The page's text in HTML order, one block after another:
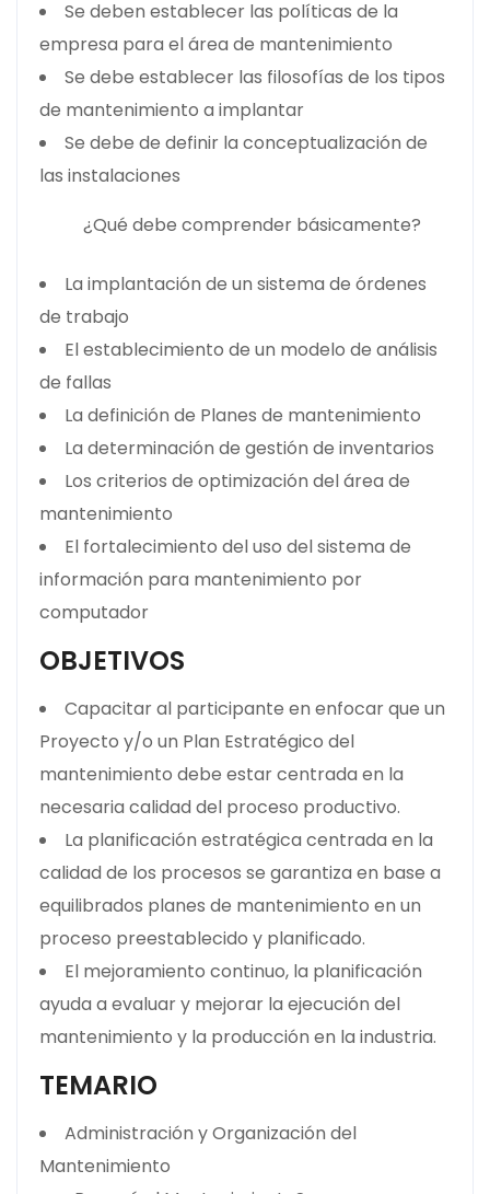
Se deben establecer las políticas de la
empresa para el área de mantenimiento
Se debe establecer las filosofías de los tipos
de mantenimiento a implantar
Se debe de definir la conceptualización de
las instalaciones
¿Qué debe comprender básicamente?
La implantación de un sistema de órdenes
de trabajo
El establecimiento de un modelo de análisis
de fallas
La definición de Planes de mantenimiento
La determinación de gestión de inventarios
Los criterios de optimización del área de
mantenimiento
El fortalecimiento del uso del sistema de
información para mantenimiento por
computador
OBJETIVOS
Capacitar al participante en enfocar que un
Proyecto y/o un Plan Estratégico del
mantenimiento debe estar centrada en la
necesaria calidad del proceso productivo.
La planificación estratégica centrada en la
calidad de los procesos se garantiza en base a
equilibrados planes de mantenimiento en un
proceso preestablecido y planificado.
El mejoramiento continuo, la planificación
ayuda a evaluar y mejorar la ejecución del
mantenimiento y la producción en la industria.
TEMARIO
Administración y Organización del
Mantenimiento